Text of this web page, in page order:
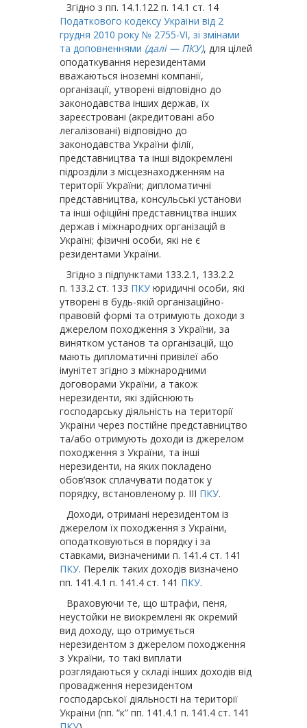
Згідно з пп. 14.1.122 п. 14.1 ст. 14
Податкового кодексу України від 2
грудня 2010 року № 2755-VI, зі змінами
та доповненнями (далі — ПКУ), для цілей
оподаткування нерезидентами
вважаються іноземні компанії,
організації, утворені відповідно до
законодавства інших держав, їх
зареєстровані (акредитовані або
легалізовані) відповідно до
законодавства України філії,
представництва та інші відокремлені
підрозділи з місцезнаходженням на
території України; дипло­матичні
представництва, консульські установи
та інші офіційні представництва інших
держав і міжнародних організацій в
Україні; фізичні особи, які не є
резидентами України.
Згідно з підпунктами 133.2.1, 133.2.2
п. 133.2 ст. 133 ПКУ юридичні особи, які
утворені в будь-якій організаційно-
правовій формі та отримують доходи з
джерелом походження з України, за
винятком установ та організацій, що
мають дипломатичні привілеї або
імунітет згідно з міжнародними
договорами України, а також
нерезиденти, які здійснюють
господарську діяльність на території
України через постійне представництво
та/або отримують доходи із джерелом
походження з України, та інші
нерезиденти, на яких покладено
обов’язок сплачувати податок у
порядку, встановленому р. ІІІ ПКУ.
Доходи, отримані нерезидентом із
джерелом їх походження з України,
оподатковуються в порядку і за
ставками, визначеними п. 141.4 ст. 141
ПКУ. Перелік таких доходів визначено
пп. 141.4.1 п. 141.4 ст. 141 ПКУ.
Враховуючи те, що штрафи, пеня,
неустойки не виокремлені як окремий
вид доходу, що отримується
нерезидентом з джерелом походження
з України, то такі виплати
розглядаються у складі інших доходів від
провадження нерезидентом
господарської діяльності на території
України (пп. “к” пп. 141.4.1 п. 141.4 ст. 141